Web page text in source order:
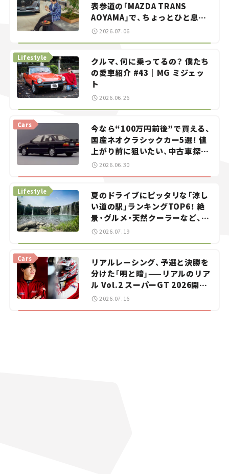
表参道の「MAZDA TRANS
AOYAMA」で、ちょっとひと息。
——連載｜CCGとクルマでどうす
2026.07.06
クルマ、何に乗ってるの？ 僕たち
の愛車紹介 #43｜MG ミジェッ
ト
Lifestyle
2026.06.26
今なら“100万円前後”で買える、
国産ネオクラシックカー5選！ 値
上がり前に狙いたい、中古車探し
をお手伝い――ちょっとイケてるマ
Cars
2026.06.30
夏のドライブにピッタリな「涼し
い道の駅」ランキングTOP6！ 絶
景・グルメ・天然クーラーなど、避
暑におすすめのスポットを紹介
Lifestyle
2026.07.19
リアルレーシング、予選と決勝を
分けた「明と暗」——リアルのリア
ル Vol.2 スーパーGT 2026開幕
戦 岡山国際サーキット
Cars
2026.07.16